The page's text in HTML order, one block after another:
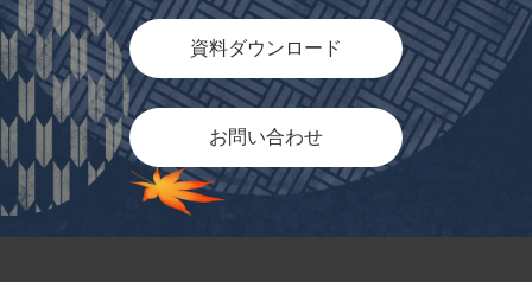
資料ダウンロード
お問い合わせ